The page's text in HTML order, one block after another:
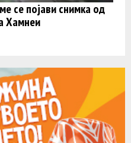
се појави снимка од
Хамнеи